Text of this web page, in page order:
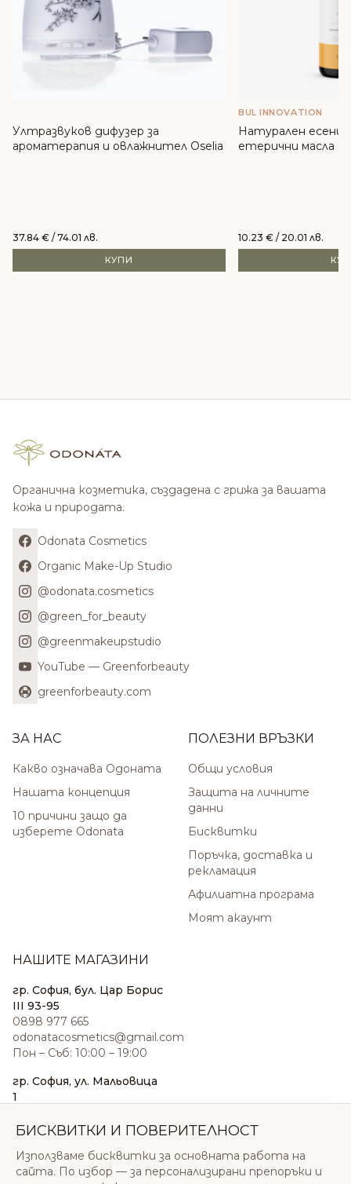
Ултразвуков дифузер за
ароматерапия и овлажнител Oselia
37.84 € / 74.01 лв.
КУПИ
BUL INNOVATION
Натурален
етерични масла -
10.23 € / 20.01 лв.
Органична козметика, създадена с грижа за вашата
кожа и природата.
Odonata Cosmetics
Organic Make-Up Studio
@odonata.cosmetics
@green_for_beauty
@greenmakeupstudio
YouTube — Greenforbeauty
greenforbeauty.com
ЗА НАС
Какво означава Одоната
Нашата концепция
10 причини защо да
изберете Odonata
ПОЛЕЗНИ ВРЪЗКИ
Общи условия
Защита на личните
данни
Бисквитки
Поръчка, доставка и
рекламация
Афилиатна програма
Моят акаунт
НАШИТЕ МАГАЗИНИ
гр. София, бул. Цар Борис
III 93-95
0898 977 665
odonatacosmetics@gmail.com
Пон – Съб: 10:00 – 19:00
гр. София, ул. Мальовица
1
sales@odonatacosmetics.com
Нед: 11:00 – 18:00
БИСКВИТКИ И ПОВЕРИТЕЛНОСТ
Използваме бисквитки за основната работа на
сайта. По избор — за персонализирани препоръки и